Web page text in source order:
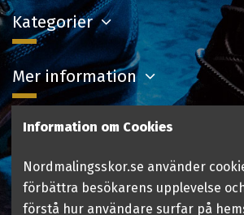
Kategorier
Mer information
Kontakta oss
Följ oss
Information om Cookies
Nordmalingsskor.se använder
förbättra besökarens upplevelse
förstå hur användare surfar på